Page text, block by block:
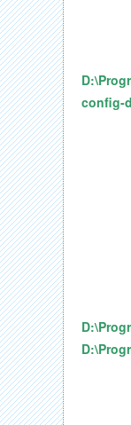
安装
config-
当前
当前